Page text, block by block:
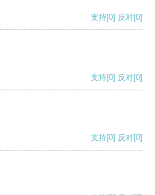
支持[0] 反对[0]
支持[0] 反对[0]
支持[0] 反对[0]